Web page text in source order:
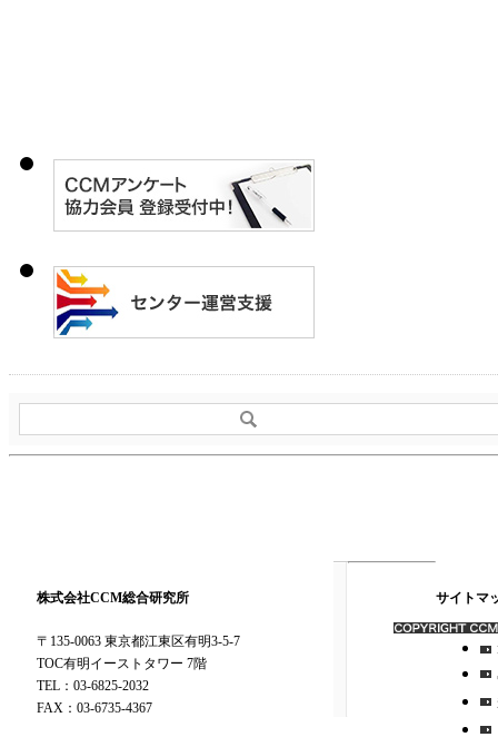
株式会社CCM総合研究所
〒135-0063 東京都江東区有明3-5-7
TOC有明イーストタワー 7階
TEL：03-6825-2032
FAX：03-6735-4367
サイトマ